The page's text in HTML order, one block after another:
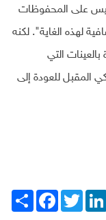
على المحفوظات
لهذه الغاية". لكنه
التي
المقبل للعودة إلى
انشر
FacebookTwitter